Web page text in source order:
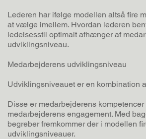
Lederen har ifølge modellen altså fire
at vælge imellem. Hvordan lederen
ledelsesstil optimalt afhænger af
udviklingsniveau.
Medarbejderens udviklingsniveau
Udviklingsniveauet er en kombination
Disse er medarbejderens kompetencer
medarbejderens engagement. Med
begreber fremkommer der i modellen
udviklingsniveauer.